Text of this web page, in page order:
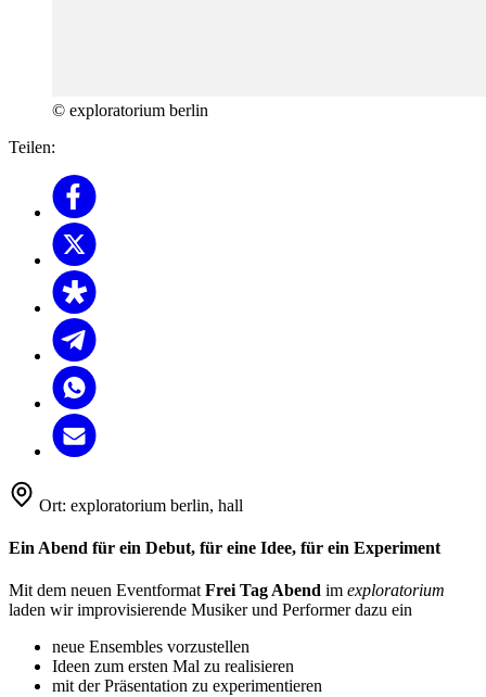
© exploratorium berlin
Teilen:
Ort: exploratorium berlin, hall
Ein Abend für ein Debut, für eine Idee, für ein Experiment
Mit dem neuen Eventformat Frei Tag Abend im exploratorium
laden wir improvisierende Musiker und Performer dazu ein
neue Ensembles vorzustellen
Ideen zum ersten Mal zu realisieren
mit der Präsentation zu experimentieren